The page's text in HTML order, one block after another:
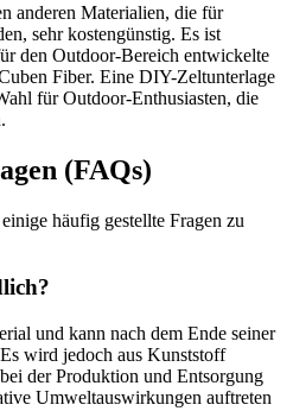
anderen Materialien, die für
sehr kostengünstig. Es ist
den Outdoor-Bereich entwickelte
Fiber. Eine DIY-Zeltunterlage
für Outdoor-Enthusiasten, die
(FAQs)
häufig gestellte Fragen zu
und kann nach dem Ende seiner
wird jedoch aus Kunststoff
der Produktion und Entsorgung
Umweltauswirkungen auftreten